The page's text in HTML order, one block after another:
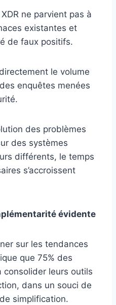
ne parvient pas à
existantes et
de faux positifs.
le volume
enquêtes menées
des problèmes
des systèmes
différents, le temps
s’accroissent
évidente
sur les tendances
que 75% des
consolider leurs outils
dans un souci de
simplification.